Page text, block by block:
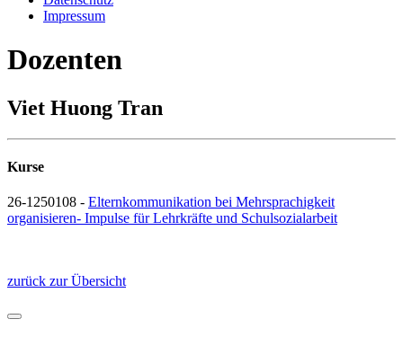
Impressum
Dozenten
Viet Huong Tran
Kurse
26-1250108 - Elternkommunikation bei Mehrsprachigkeit
organisieren- Impulse für Lehrkräfte und Schulsozialarbeit
zurück zur Übersicht